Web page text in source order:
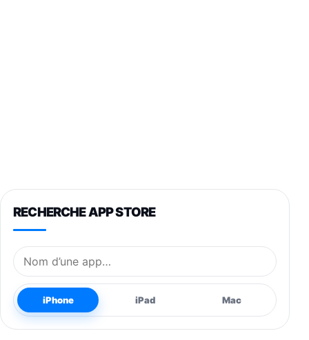
RECHERCHE APP STORE
Nom de l’application
iPhone iPad Mac